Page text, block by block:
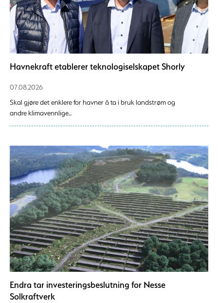
Havnekraft etablerer teknologiselskapet Shorly
07.08.2026
Skal gjøre det enklere for havner å ta i bruk landstrøm og
andre klimavennlige...
Endra tar investeringsbeslutning for Nesse
Solkraftverk